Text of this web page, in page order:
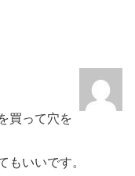
買って穴を
もいいです。